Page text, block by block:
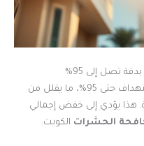
تصل إلى 95%
نعتمد تقنية رش موجهة تزيد دقة الاستهداف حتى 95%، ما يقلل من
هذا يؤدي إلى خفض إجمالي
الحشرات الكويت.